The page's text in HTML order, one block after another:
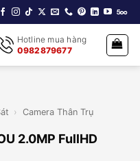
Hotline mua hàng
0982879677
› Camera Thân Trụ
2.0MP FullHD